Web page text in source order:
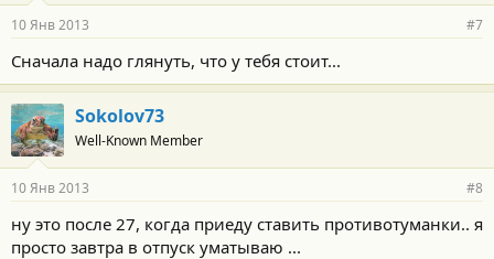
10 Янв 2013 #7
Сначала надо глянуть, что у тебя стоит...
Sokolov73
Well-Known Member
10 Янв 2013 #8
ну это после 27, когда приеду ставить противотуманки.. я
просто завтра в отпуск уматываю ...